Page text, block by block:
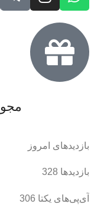
بازدیدهای امروز
بازدیدها 328
آی‌پی‌های یکتا 306